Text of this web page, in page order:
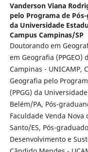
Vanderson Viana
pelo Programa de
da Universidade
Campus Campinas/SP
Doutorando em
em Geografia
Campinas - UNICAMP,
Geografia pelo
(PPGG) da
Belém/PA, Pós-
Faculdade Venda
Santo/ES, Pós-
Desenvolvimento e